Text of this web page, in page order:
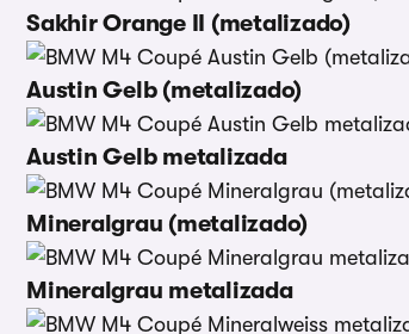
Sakhir Orange II (metalizado)
Austin Gelb (metalizado)
Austin Gelb metalizada
Mineralgrau (metalizado)
Mineralgrau metalizada